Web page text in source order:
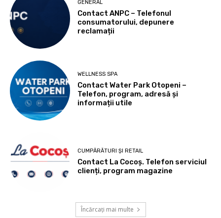
GENERAL
Contact ANPC – Telefonul
consumatorului, depunere
reclamații
WELLNESS SPA
Contact Water Park Otopeni –
Telefon, program, adresă și
informații utile
CUMPĂRĂTURI ȘI RETAIL
Contact La Cocoș. Telefon serviciul
clienți, program magazine
Încărcați mai multe